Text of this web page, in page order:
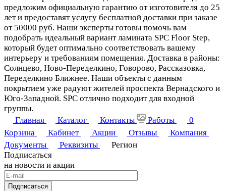
предложим официальную гарантию от изготовителя до 25
лет и предоставят услугу бесплатной доставки при заказе
от 50000 руб. Наши эксперты готовы помочь вам
подобрать идеальный вариант ламината SPC Floor Step,
который будет оптимально соответствовать вашему
интерьеру и требованиям помещения. Доставка в районы:
Солнцево, Ново-Переделкино, Говорово, Рассказовка,
Переделкино Ближнее. Наши объекты с данным
покрытием уже радуют жителей проспекта Вернадского и
Юго-Западной. SPC отлично подходит для входной
группы.
Главная
Каталог Контакты Работы
0
Корзина
Кабинет Акции Отзывы
Компания
Документы
Реквизиты
Регион
Подписаться
на новости и акции
Подписаться